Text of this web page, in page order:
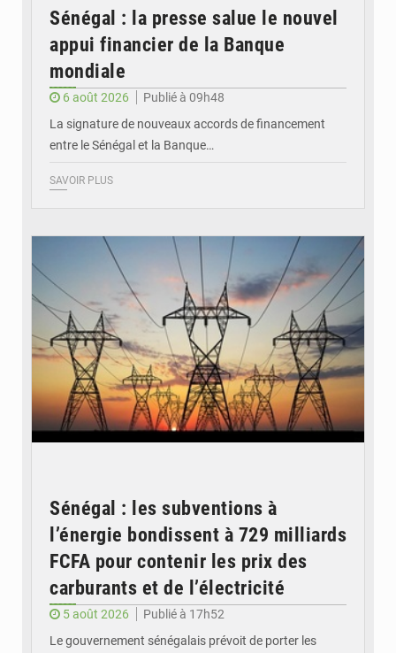
Sénégal : la presse salue le nouvel
appui financier de la Banque
mondiale
6 août 2026
Publié à 09h48
La signature de nouveaux accords de financement
entre le Sénégal et la Banque…
SAVOIR PLUS
Sénégal : les subventions à
l’énergie bondissent à 729 milliards
FCFA pour contenir les prix des
carburants et de l’électricité
5 août 2026
Publié à 17h52
Le gouvernement sénégalais prévoit de porter les